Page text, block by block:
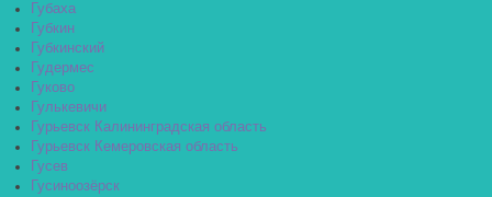
Губаха
Губкин
Губкинский
Гудермес
Гуково
Гулькевичи
Гурьевск Калининградская область
Гурьевск Кемеровская область
Гусев
Гусиноозёрск